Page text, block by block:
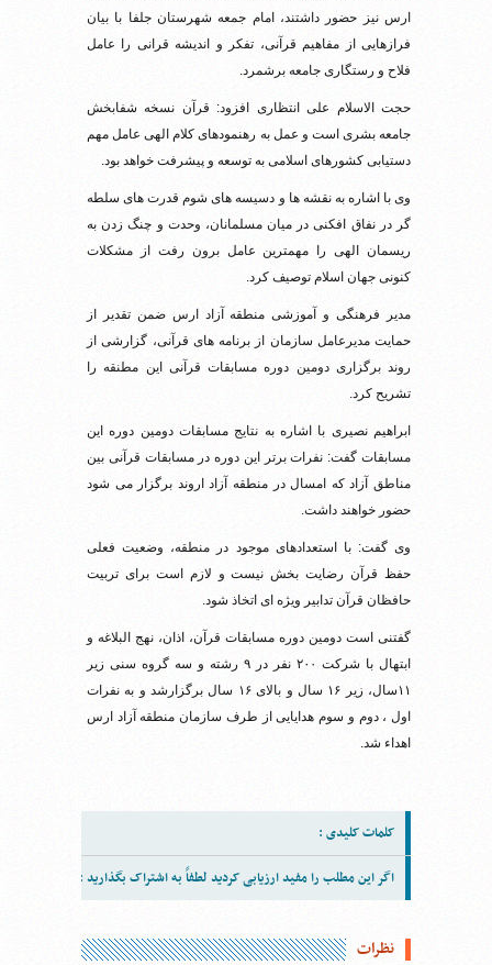
ارس نیز حضور داشتند، امام جمعه شهرستان جلفا با بیان
فرازهایی از مفاهیم قرآنی، تفکر و اندیشه قرانی را عامل
فلاح و رستگاری جامعه برشمرد.
حجت الاسلام علی انتظاری افزود: قرآن نسخه شفابخش
جامعه بشری است و عمل به رهنمودهای کلام الهی عامل مهم
دستیابی کشورهای اسلامی به توسعه و پیشرفت خواهد بود.
وی با اشاره به نقشه ها و دسیسه های شوم قدرت های سلطه
گر در نفاق افکنی در میان مسلمانان، وحدت و چنگ زدن به
ریسمان الهی را مهمترین عامل برون رفت از مشکلات
کنونی جهان اسلام توصیف کرد.
مدیر فرهنگی و آموزشی منطقه آزاد ارس ضمن تقدیر از
حمایت مدیرعامل سازمان از برنامه های قرآنی، گزارشی از
روند برگزاری دومین دوره مسابقات قرآنی این مطنقه را
تشریح کرد.
ابراهیم نصیری با اشاره به نتایج مسابقات دومین دوره این
مسابقات گفت: نفرات برتر این دوره در مسابقات قرآنی بین
مناطق آزاد که امسال در منطقه آزاد اروند برگزار می شود
حضور خواهند داشت.
وی گفت: با استعدادهای موجود در منطقه، وضعیت فعلی
حفظ قرآن رضایت بخش نیست و لازم است برای تربیت
حافظان قرآن تدابیر ویژه ای اتخاذ شود.
گفتنی است دومین دوره مسابقات قرآن، اذان، نهج البلاغه و
ابتهال با شرکت ۲۰۰ نفر در ۹ رشته و سه گروه سنی زیر
۱۱سال، زیر ۱۶ سال و بالای ۱۶ سال برگزارشد و به نفرات
اول ، دوم و سوم هدایایی از طرف سازمان منطقه آزاد ارس
اهداء شد.
کلمات کلیدی :
اگر این مطلب را مفید ارزیابی کردید لطفاً به اشتراک بگذارید :
نظرات